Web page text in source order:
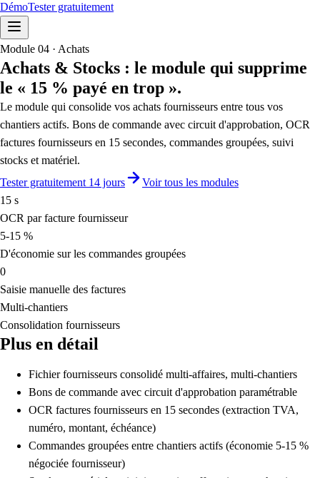
DémoTester gratuitement
Module 04 · Achats
Achats & Stocks : le module qui supprime
le « 15 % payé en trop ».
Le module qui consolide vos achats fournisseurs entre tous vos
chantiers actifs. Bons de commande avec circuit d'approbation, OCR
factures fournisseurs en 15 secondes, commandes groupées, suivi
stocks et matériel.
Tester gratuitement 14 jours
Voir tous les modules
15 s
OCR par facture fournisseur
5-15 %
D'économie sur les commandes groupées
0
Saisie manuelle des factures
Multi-chantiers
Consolidation fournisseurs
Plus en détail
Fichier fournisseurs consolidé multi-affaires, multi-chantiers
Bons de commande avec circuit d'approbation paramétrable
OCR factures fournisseurs en 15 secondes (extraction TVA,
numéro, montant, échéance)
Commandes groupées entre chantiers actifs (économie 5-15 %
négociée fournisseur)